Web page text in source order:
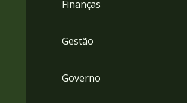
Finanças
Gestão
Governo